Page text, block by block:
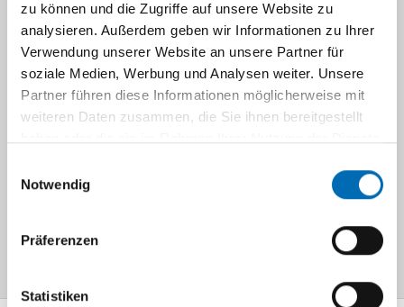
zu können und die Zugriffe auf unsere Website zu
analysieren. Außerdem geben wir Informationen zu Ihrer
Verwendung unserer Website an unsere Partner für
soziale Medien, Werbung und Analysen weiter. Unsere
Partner führen diese Informationen möglicherweise mit
weiteren Daten zusammen, die Sie ihnen bereitgestellt
Notwendig
Präferenzen
Statistiken
Navigation
Research themes
Modelling kidney-associated Diseases